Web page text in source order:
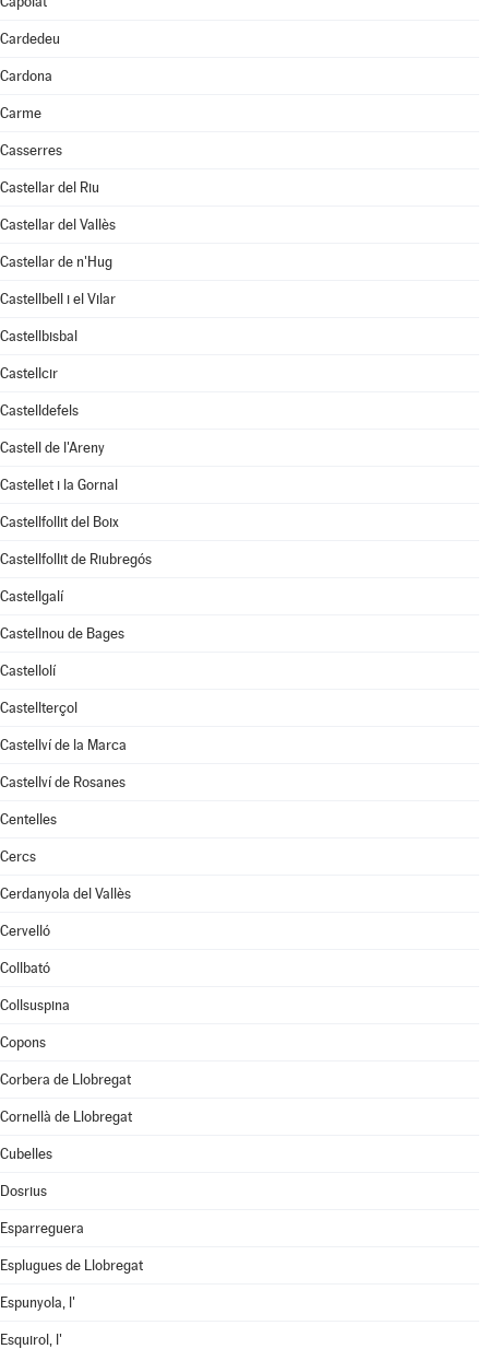
Cardedeu
Cardona
Carme
Casserres
Castellar del Riu
Castellar del Vallès
Castellar de n'Hug
Castellbell i el Vilar
Castellbisbal
Castellcir
Castelldefels
Castell de l'Areny
Castellet i la Gornal
Castellfollit del Boix
Castellfollit de Riubregós
Castellgalí
Castellnou de Bages
Castellolí
Castellterçol
Castellví de la Marca
Castellví de Rosanes
Centelles
Cercs
Cerdanyola del Vallès
Cervelló
Collbató
Collsuspina
Copons
Corbera de Llobregat
Cornellà de Llobregat
Cubelles
Dosrius
Esparreguera
Esplugues de Llobregat
Espunyola, l'
Esquirol, l'